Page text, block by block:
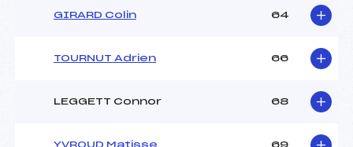
GIRARD Colin 64
TOURNUT Adrien 66
LEGGETT Connor 68
YVROUD Matisse 69